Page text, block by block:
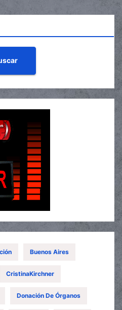
Buenos Aires
CristinaKirchner
Donación De Órganos